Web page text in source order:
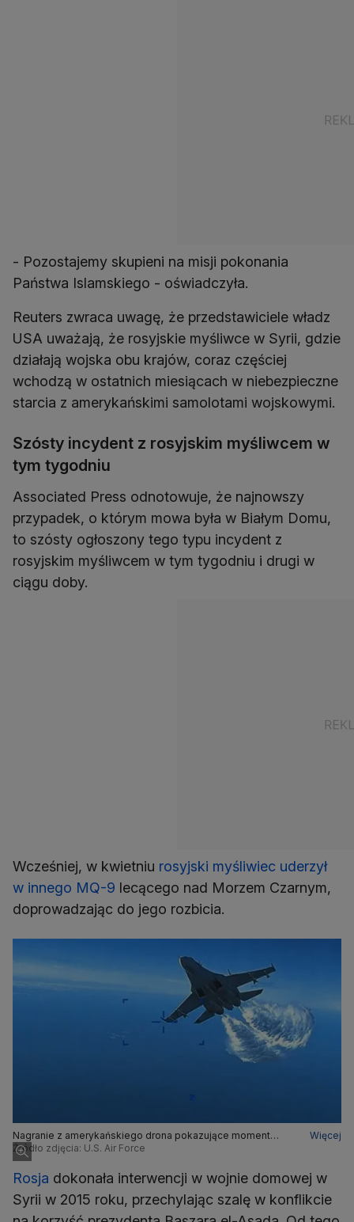
- Pozostajemy skupieni na misji pokonania
Państwa Islamskiego - oświadczyła.
Reuters zwraca uwagę, że przedstawiciele władz
USA uważają, że rosyjskie myśliwce w Syrii, gdzie
działają wojska obu krajów, coraz częściej
wchodzą w ostatnich miesiącach w niebezpieczne
starcia z amerykańskimi samolotami wojskowymi.
Szósty incydent z rosyjskim myśliwcem w
tym tygodniu
Associated Press odnotowuje, że najnowszy
przypadek, o którym mowa była w Białym Domu,
to szósty ogłoszony tego typu incydent z
rosyjskim myśliwcem w tym tygodniu i drugi w
ciągu doby.
Wcześniej, w kwietniu rosyjski myśliwiec uderzył
w innego MQ-9 lecącego nad Morzem Czarnym,
doprowadzając do jego rozbicia.
Nagranie z amerykańskiego drona pokazujące moment
uderzenia rosyjskiego myśliwca w amerykański dron MQ-9
Reaper
Więcej
Źródło zdjęcia: U.S. Air Force
Rosja dokonała interwencji w wojnie domowej w
Syrii w 2015 roku, przechylając szalę w konflikcie